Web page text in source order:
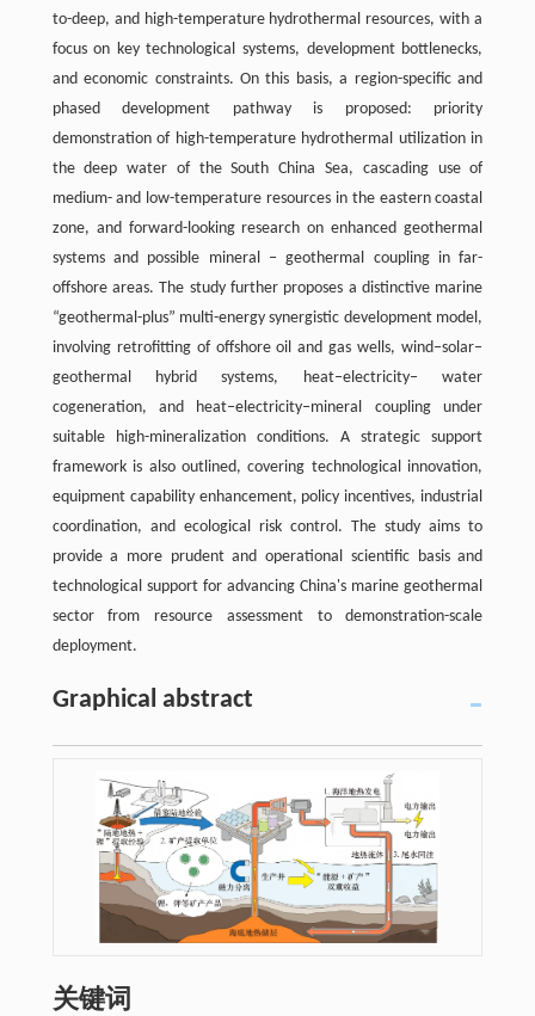
to-deep, and high-temperature hydrothermal resources, with a
focus on key technological systems, development bottlenecks,
and economic constraints. On this basis, a region-specific and
phased development pathway is proposed: priority
demonstration of high-temperature hydrothermal utilization in
the deep water of the South China Sea, cascading use of
medium- and low-temperature resources in the eastern coastal
zone, and forward-looking research on enhanced geothermal
systems and possible mineral ‒ geothermal coupling in far-
offshore areas. The study further proposes a distinctive marine
“geothermal-plus” multi-energy synergistic development model,
involving retrofitting of offshore oil and gas wells, wind‒solar‒
geothermal hybrid systems, heat‒electricity‒ water
cogeneration, and heat‒electricity‒mineral coupling under
suitable high-mineralization conditions. A strategic support
framework is also outlined, covering technological innovation,
equipment capability enhancement, policy incentives, industrial
coordination, and ecological risk control. The study aims to
provide a more prudent and operational scientific basis and
technological support for advancing China's marine geothermal
sector from resource assessment to demonstration-scale
deployment.
Graphical abstract
关键词